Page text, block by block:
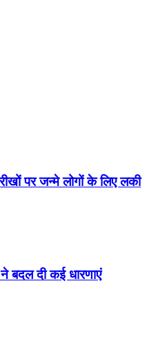
पर जन्मे लोगों के लिए लकी
दी कई धारणाएं